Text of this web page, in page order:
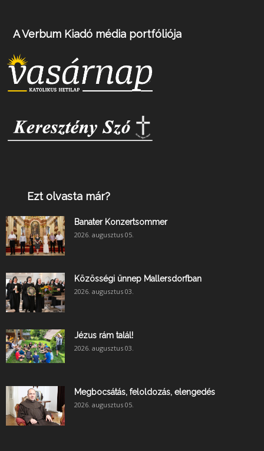
A Verbum Kiadó média portfóliója
Ezt olvasta már?
Banater Konzertsommer
2026. augusztus 05.
Közösségi ünnep Mallersdorfban
2026. augusztus 03.
Jézus rám talál!
2026. augusztus 03.
Megbocsátás, feloldozás, elengedés
2026. augusztus 05.